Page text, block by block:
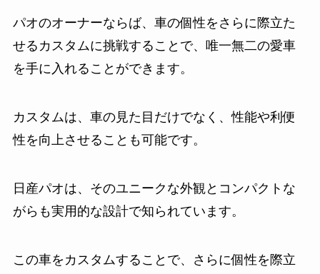
パオのオーナーならば、車の個性をさらに際立た
せるカスタムに挑戦することで、唯一無二の愛車
を手に入れることができます。
カスタムは、車の見た目だけでなく、性能や利便
性を向上させることも可能です。
日産パオは、そのユニークな外観とコンパクトな
がらも実用的な設計で知られています。
この車をカスタムすることで、さらに個性を際立